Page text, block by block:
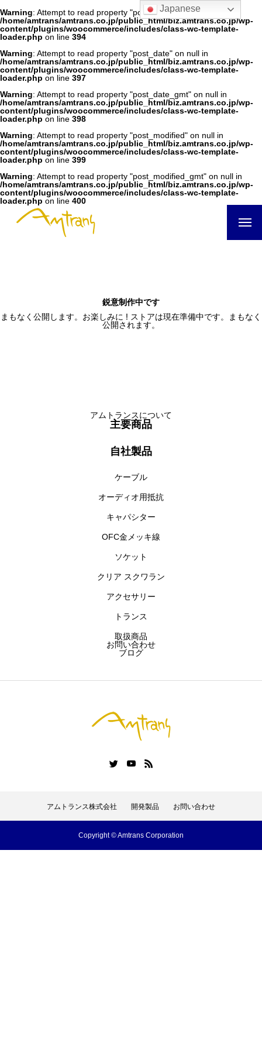
Warning: Attempt to read property "post_author" on null in
/home/amtrans/amtrans.co.jp/public_html/biz.amtrans.co.jp/wp-
content/plugins/woocommerce/includes/class-wc-template-
loader.php on line 394
Warning: Attempt to read property "post_date" on null in
/home/amtrans/amtrans.co.jp/public_html/biz.amtrans.co.jp/wp-
content/plugins/woocommerce/includes/class-wc-template-
loader.php on line 397
Warning: Attempt to read property "post_date_gmt" on null in
/home/amtrans/amtrans.co.jp/public_html/biz.amtrans.co.jp/wp-
content/plugins/woocommerce/includes/class-wc-template-
loader.php on line 398
Warning: Attempt to read property "post_modified" on null in
/home/amtrans/amtrans.co.jp/public_html/biz.amtrans.co.jp/wp-
content/plugins/woocommerce/includes/class-wc-template-
loader.php on line 399
Warning: Attempt to read property "post_modified_gmt" on null in
/home/amtrans/amtrans.co.jp/public_html/biz.amtrans.co.jp/wp-
content/plugins/woocommerce/includes/class-wc-template-
loader.php on line 400
鋭意制作中です
まもなく公開します。お楽しみに ! ストアは現在準備中です。まもなく
公開されます。
アムトランスについて
主要商品
自社製品
ケーブル
オーディオ用抵抗
キャパシター
OFC金メッキ線
ソケット
クリア スクワラン
アクセサリー
トランス
取扱商品
お問い合わせ
ブログ
アムトランス株式会社 開発製品 お問い合わせ
Copyright © Amtrans Corporation
Japanese